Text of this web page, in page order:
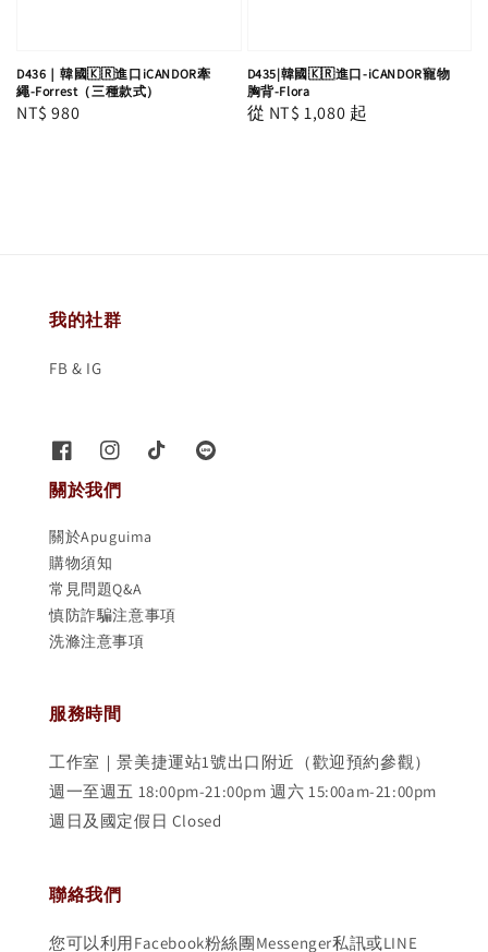
D436｜韓國🇰🇷進口iCANDOR牽
繩-Forrest（三種款式）
Regular
NT$ 980
D435|韓國🇰🇷進口-iCANDOR寵物
胸背-Flora
Regular
從 NT$ 1,080 起
我的社群
FB & IG
關於我們
關於Apuguima
購物須知
常見問題Q&A
慎防詐騙注意事項
洗滌注意事項
服務時間
工作室｜景美捷運站1號出口附近（歡迎預約參觀）
週一至週五 18:00pm-21:00pm 週六 15:00am-21:00pm
週日及國定假日 Closed
聯絡我們
您可以利用Facebook粉絲團Messenger私訊或LINE